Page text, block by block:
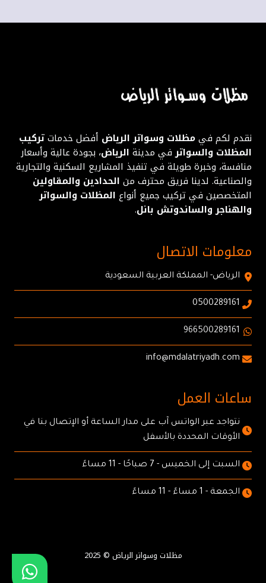
نقدم لكم فيمظلات وسواتر الرياض أفضل خدماتتركيب
المظلات والسواترفي مدينة الرياض، بجودة عالية وأسعار
منافسة، وخبرة طويلة في تنفيذ المشاريع السكنية والتجارية
والصناعية. لدينا فريق محترف من الحدادين والمقاولين
المتخصصين في تركيب جميع أنواع المظلات والسواتر
والهناجر والساندوتش بانل.
معلومات الاتصال
الرياض- المملكة العربية السعودية
0500289161
966500289161
info@mdalatriyadh.com
ساعات العمل
نتواجد عبر الواتس آب على مدار الساعة أو الإتصال بنا في
الأوقات المحددة بالأسفل
السبت إلى الخميس - 7 صباحًا - 11 مساءً
الجمعة - 1 مساءً - 11 مساءً
مظلات وسواتر الرياض © 2025